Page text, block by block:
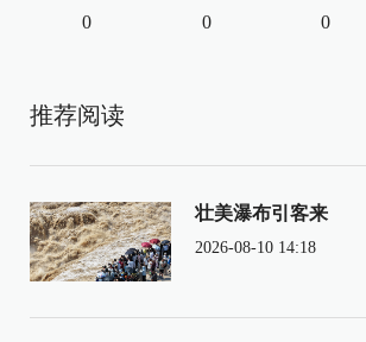
0 0 0
推荐阅读
壮美瀑布引客来
2026-08-10 14:18